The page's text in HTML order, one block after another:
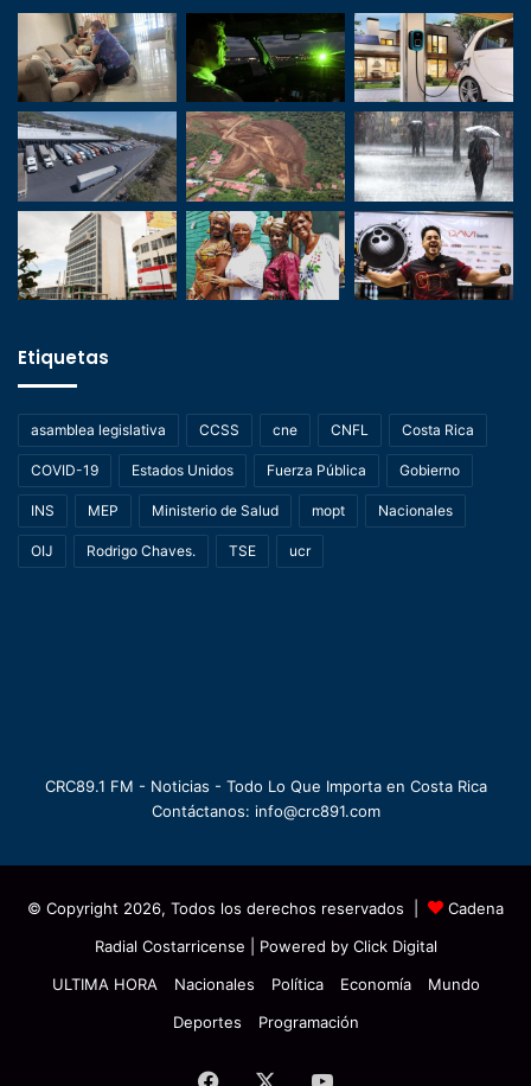
Etiquetas
asamblea legislativa CCSS cne CNFL Costa Rica
COVID-19 Estados Unidos Fuerza Pública Gobierno
INS MEP Ministerio de Salud mopt Nacionales
OIJ Rodrigo Chaves. TSE ucr
CRC89.1 FM - Noticias - Todo Lo Que Importa en Costa Rica
Contáctanos: info@crc891.com
© Copyright 2026, Todos los derechos reservados |
Cadena
Radial Costarricense | Powered by Click Digital
ULTIMA HORA
Nacionales Política Economía
Mundo
Deportes
Programación